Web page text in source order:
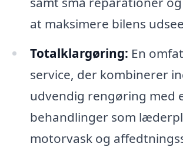
at maksimere bilens
Totalklargøring: En
service, der kombinerer
udvendig rengøring med
behandlinger som
motorvask og